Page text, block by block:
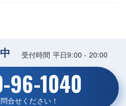
受付時間 平日9:00 - 20:00
96-1040
合せください！